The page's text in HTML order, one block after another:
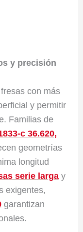
y precisión
con más
y permitir
Familias de
c 36.620,
geometrías
longitud
serie largay
exigentes,
garantizan